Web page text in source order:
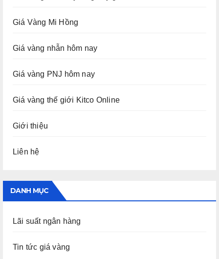
Giá Vàng Mi Hồng
Giá vàng nhẫn hôm nay
Giá vàng PNJ hôm nay
Giá vàng thế giới Kitco Online
Giới thiệu
Liên hệ
DANH MỤC
Lãi suất ngân hàng
Tin tức giá vàng